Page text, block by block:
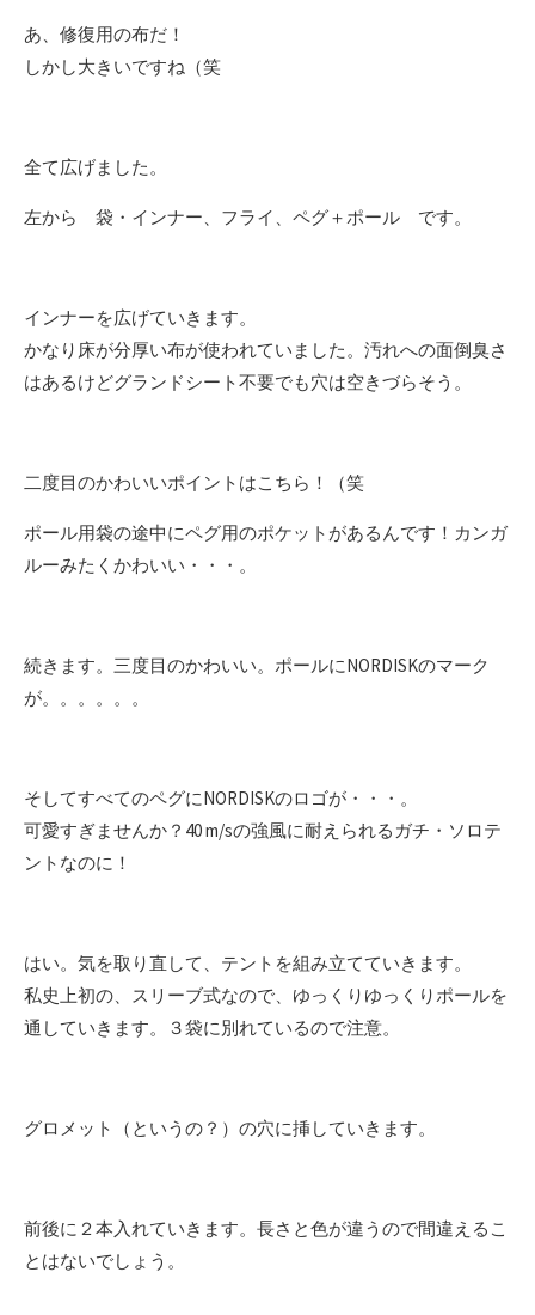
あ、修復用の布だ！
しかし大きいですね（笑
全て広げました。
左から 袋・インナー、フライ、ペグ＋ポール です。
インナーを広げていきます。
かなり床が分厚い布が使われていました。汚れへの面倒臭さ
はあるけどグランドシート不要でも穴は空きづらそう。
二度目のかわいいポイントはこちら！（笑
ポール用袋の途中にペグ用のポケットがあるんです！カンガ
ルーみたくかわいい・・・。
続きます。三度目のかわいい。ポールにNORDISKのマーク
が。。。。。。
そしてすべてのペグにNORDISKのロゴが・・・。
可愛すぎませんか？40 m/sの強風に耐えられるガチ・ソロテ
ントなのに！
はい。気を取り直して、テントを組み立てていきます。
私史上初の、スリーブ式なので、ゆっくりゆっくりポールを
通していきます。３袋に別れているので注意。
グロメット（というの？）の穴に挿していきます。
前後に２本入れていきます。長さと色が違うので間違えるこ
とはないでしょう。